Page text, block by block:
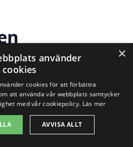
för
i andra
Järpen
×
använder
cookies
cookies för att förbättra
att använda vår webbplats samtycker
med vår cookiepolicy. Läs mer
AVVISA ALLT